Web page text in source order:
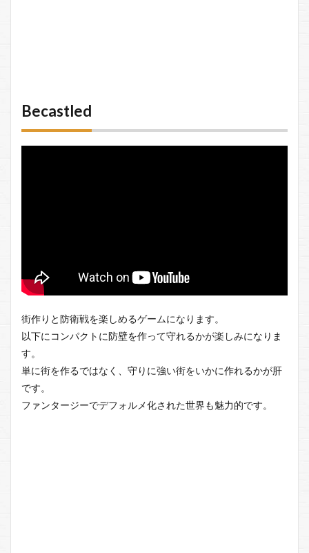
Becastled
街作りと防衛戦を楽しめるゲームになります。
以下にコンパクトに防壁を作って守れるかが楽しみになりま
す。
単に街を作るではなく、守りに強い街をいかに作れるかが肝
です。
ファンタージーでデフォルメ化された世界も魅力的です。